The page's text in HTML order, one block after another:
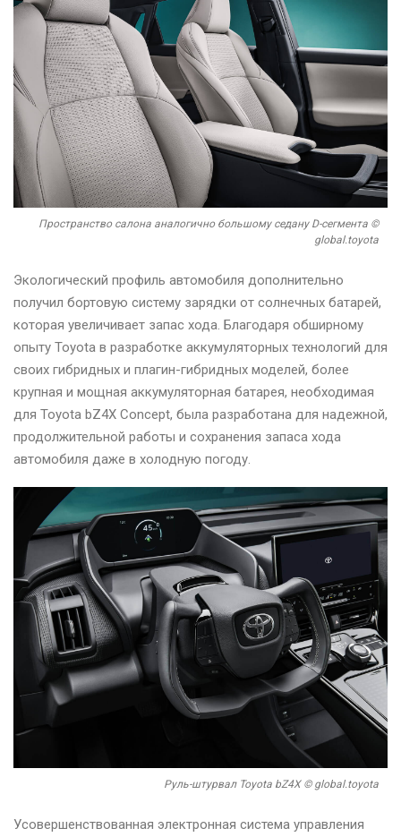
Пространство салона аналогично большому седану D-сегмента ©
global.toyota
Экологический профиль автомобиля дополнительно
получил бортовую систему зарядки от солнечных батарей,
которая увеличивает запас хода. Благодаря обширному
опыту Toyota в разработке аккумуляторных технологий для
своих гибридных и плагин-гибридных моделей, более
крупная и мощная аккумуляторная батарея, необходимая
для Toyota bZ4X Concept, была разработана для надежной,
продолжительной работы и сохранения запаса хода
автомобиля даже в холодную погоду.
Руль-штурвал Toyota bZ4X © global.toyota
Усовершенствованная электронная система управления